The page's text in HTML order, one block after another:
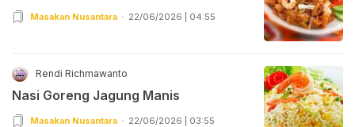
Masakan Nusantara 22/06/2026 | 04:55
Rendi Richmawanto
Nasi Goreng Jagung Manis
Masakan Nusantara 22/06/2026 | 03:55